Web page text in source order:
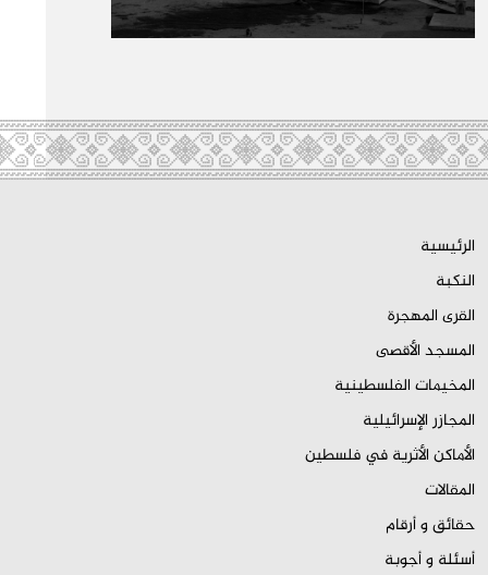
الرئيسية
النكبة
القرى المهجرة
المسجد الأقصى
المخيمات الفلسطينية
المجازر الإسرائيلية
الأماكن الأثرية في فلسطين
المقالات
حقائق و أرقام
أسئلة و أجوبة